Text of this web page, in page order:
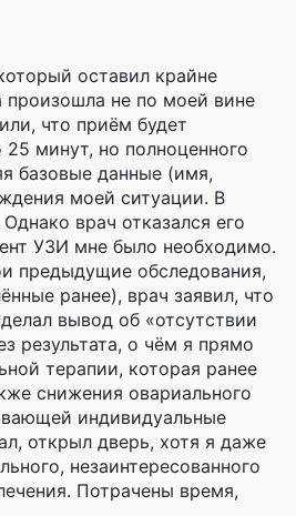
оставил крайне
произошла не по моей вине
что приём будет
минут, но полноценного
базовые данные (имя,
моей ситуации. В
врач отказался его
УЗИ мне было необходимо.
предыдущие обследования,
ранее), врач заявил, что
вывод об «отсутствии
результата, о чём я прямо
терапии, которая ранее
снижения овариального
индивидуальные
открыл дверь, хотя я даже
незаинтересованного
Потрачены время,